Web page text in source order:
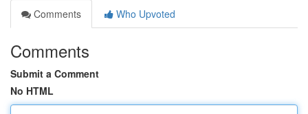
Comments
Who Upvoted
Comments
Submit a Comment
No HTML